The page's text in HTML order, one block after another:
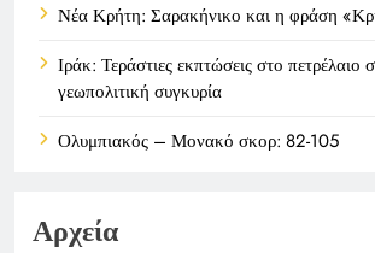
Νέα Κρήτη: Σαρακήνικο και η φράση
Ιράκ: Τεράστιες εκπτώσεις στο πετρέλαιο
γεωπολιτική συγκυρία
Ολυμπιακός – Μονακό σκορ: 82-105
Αρχεία